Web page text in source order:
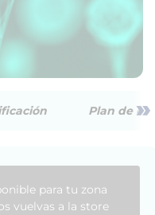
Plan de »
para tu zona
vuelvas a la store